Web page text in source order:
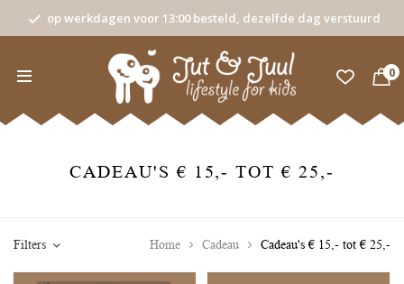
op werkdagen voor 13:00 besteld, dezelfde dag verstuurd
0
CADEAU'S € 15,- TOT € 25,-
Filters Home Cadeau Cadeau's € 15,- tot € 25,-